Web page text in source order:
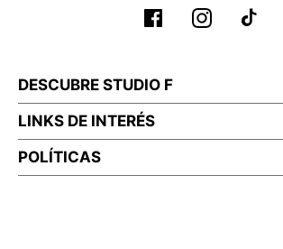
DESCUBRE STUDIO F
LINKS DE INTERÉS
POLÍTICAS